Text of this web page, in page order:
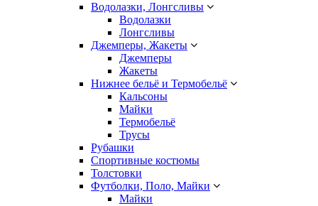
Водолазки, Лонгсливы
Водолазки
Лонгсливы
Джемперы, Жакеты
Джемперы
Жакеты
Нижнее бельё и Термобельё
Кальсоны
Майки
Термобельё
Трусы
Рубашки
Спортивные костюмы
Толстовки
Футболки, Поло, Майки
Майки